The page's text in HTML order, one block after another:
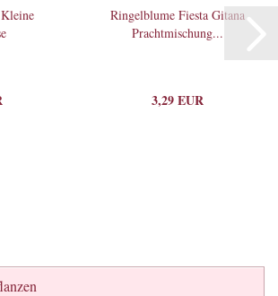
Ringelblume Fiesta Gitana
Prachtmischung...
3,29 EUR